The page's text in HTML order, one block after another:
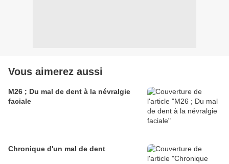
Vous aimerez aussi
M26 ; Du mal de dent à la névralgie
faciale
Chronique d'un mal de dent